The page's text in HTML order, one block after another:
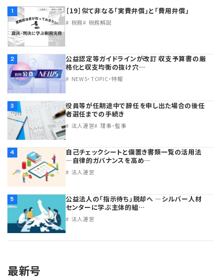
1 ［19］似て非なる「実費弁償」と「費用弁償」
税務 税務解説
2
公益認定等ガイドラインが改訂 収支予算書の厳
格化と収支均衡の抜け穴…
NEWS・TOPIC・特報
3
役員等が任期途中で辞任を申し出た場合の後任
者選任までの手続き
法人運営 理事・監事
4
自己チェックシートと備置き書類一覧の活用法
―自律的ガバナンスを高め…
法人運営
5
公益法人の「指示待ち」脱却へ ―シルバー人材
センターに学ぶ主体的組…
法人運営
最新号